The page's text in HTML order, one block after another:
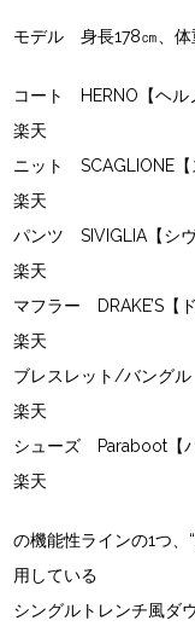
モデル 身長178㎝、体
コート HERNO【ヘル
楽天
ニットSCAGLIONE【
楽天
パンツSIVIGLIA【シ
楽天
マフラー
DRAKE’S【
楽天
ブレスレット/バング
楽天
シューズ
Paraboot【
楽天
の機能性ラインの1つ、
用している
シングルトレンチ風ダ